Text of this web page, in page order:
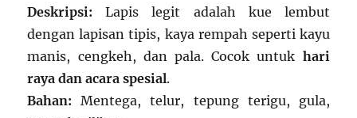
Deskripsi: Lapis legit adalah kue lembut
dengan lapisan tipis, kaya rempah seperti kayu
manis, cengkeh, dan pala. Cocok untuk hari
raya dan acara spesial.
Bahan: Mentega, telur, tepung terigu, gula,